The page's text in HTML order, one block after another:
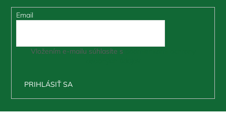
Email
Vložením e-mailu súhlasíte s
PRIHLÁSIŤ SA